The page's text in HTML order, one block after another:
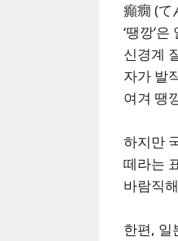
癲癇 (て
‘땡깡’
신경계
자가 발
여겨 땡
하지만
떼라는
바람직
한편, 일